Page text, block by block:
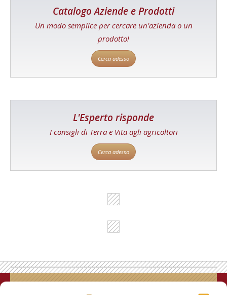
Catalogo Aziende e Prodotti
Un modo semplice per cercare un'azienda o un
prodotto!
Cerca adesso
L'Esperto risponde
I consigli di Terra e Vita agli agricoltori
Cerca adesso